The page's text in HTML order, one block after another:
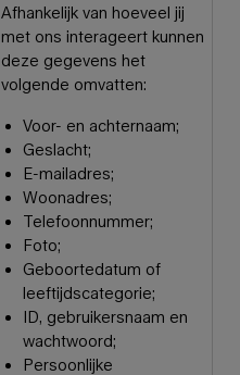
Afhankelijk van hoeveel jij
met ons interageert kunnen
deze gegevens het
volgende omvatten:
Voor- en achternaam;
Geslacht;
E-mailadres;
Woonadres;
Telefoonnummer;
Foto;
Geboortedatum of
leeftijdscategorie;
ID, gebruikersnaam en
wachtwoord;
Persoonlijke